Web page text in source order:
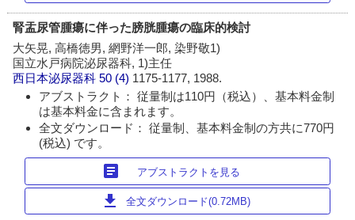
腎盂尿管腫瘍に伴った膀胱腫瘍の臨床的検討
大矢晃, 高橋徳男, 網野洋一郎, 染野敬1)
国立水戸病院泌尿器科, 1)主任
西日本泌尿器科 50 (4) 1175-1177, 1988.
アブストラクト： 従量制は110円（税込）、基本料金制
は基本料金に含まれます。
全文ダウンロード： 従量制、基本料金制の方共に770円
(税込) です。
article アブストラクトを見る
download 全文ダウンロード(0.72MB)